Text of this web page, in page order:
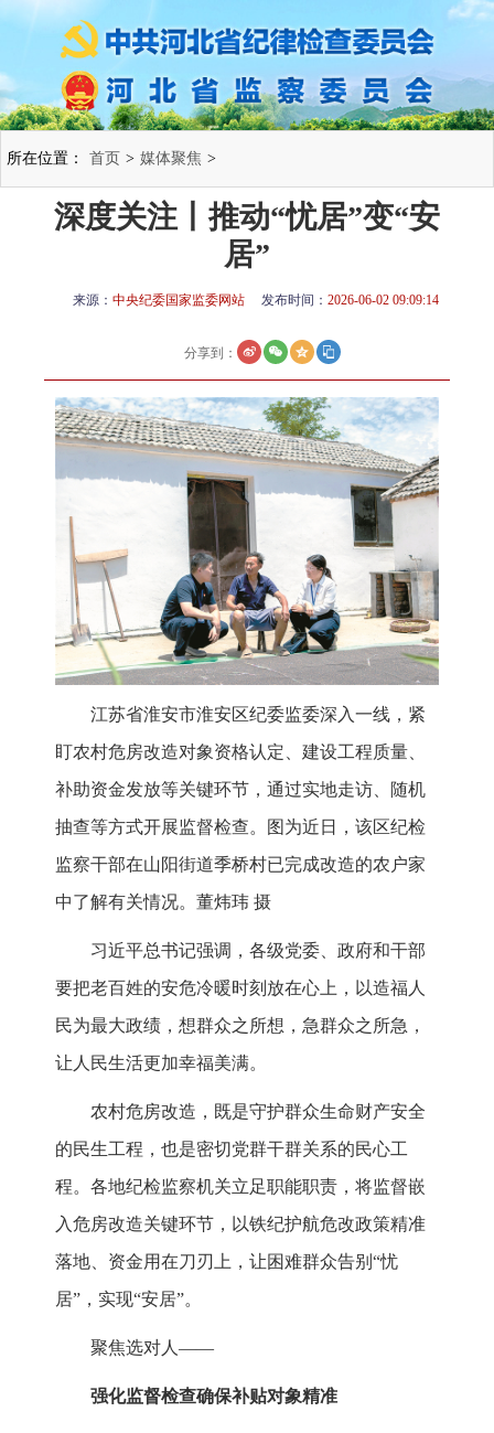
所在位置： 首页 > 媒体聚焦 >
深度关注丨推动“忧居”变“安
居”
来源： 中央纪委国家监委网站 发布时间： 2026-06-02 09:09:14
分享到：
江苏省淮安市淮安区纪委监委深入一线，紧
盯农村危房改造对象资格认定、建设工程质量、
补助资金发放等关键环节，通过实地走访、随机
抽查等方式开展监督检查。图为近日，该区纪检
监察干部在山阳街道季桥村已完成改造的农户家
中了解有关情况。董炜玮 摄
习近平总书记强调，各级党委、政府和干部
要把老百姓的安危冷暖时刻放在心上，以造福人
民为最大政绩，想群众之所想，急群众之所急，
让人民生活更加幸福美满。
农村危房改造，既是守护群众生命财产安全
的民生工程，也是密切党群干群关系的民心工
程。各地纪检监察机关立足职能职责，将监督嵌
入危房改造关键环节，以铁纪护航危改政策精准
落地、资金用在刀刃上，让困难群众告别“忧
居”，实现“安居”。
聚焦选对人——
强化监督检查确保补贴对象精准